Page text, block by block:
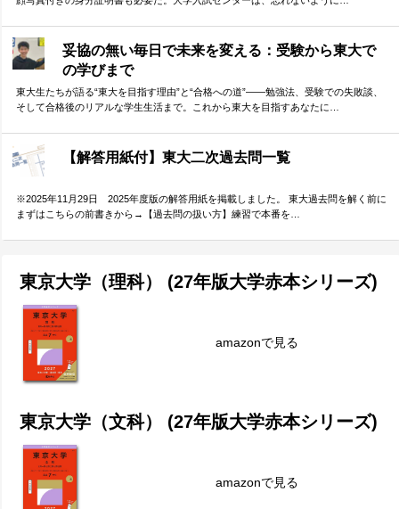
妥協の無い毎日で未来を変える：受験から東大で
の学びまで
東大生たちが語る“東大を目指す理由”と“合格への道”――勉強法、受験での失敗談、
そして合格後のリアルな学生生活まで。これから東大を目指すあなたに…
【解答用紙付】東大二次過去問一覧
※2025年11月29日 2025年度版の解答用紙を掲載しました。 東大過去問を解く前に
まずはこちらの前書きから→【過去問の扱い方】練習で本番を…
東京大学（理科） (27年版大学赤本シリーズ)
amazonで見る
東京大学（文科） (27年版大学赤本シリーズ)
amazonで見る